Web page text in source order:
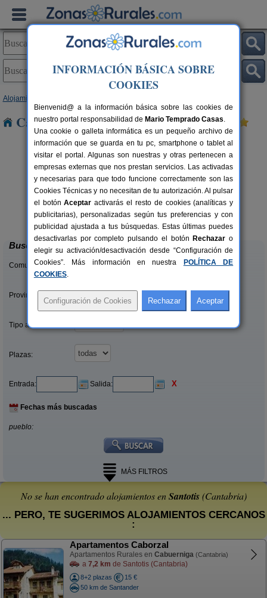
Alojamientos
Casas Rurales cerca de Santotis
20+1 pers.
desde25 €
La Casa del Lago de Campoo
Orzales (Cantabria)
Buscar
Comunidades:
Provincias/Islas:
Tipo alquiler:
Plazas:
Entrada: Salida: X
Fechas más buscadas
pueblo:
MÁS FILTROS
No se han encontrado alojamientos enSantotis(Cantabria)
... PERO, TE SUGERIMOS ALOJAMIENTOS CERCANOS
:
Apartamentos Caborzal
Apartamentos Rurales en Cabuerniga (Cantabria)
a 7,2 km de Santotis (Cantabria)
8+2 plazas
15 €
50 km de Santander
INFORMACIÓN BÁSICA SOBRE
COOKIES
Bienvenid@ a la información básica sobre las cookies de
nuestro portal responsabilidad de Mario Temprado Casas.
Una cookie o galleta informática es un pequeño archivo de
información que se guarda en tu pc, smartphone o tablet al
visitar el portal. Algunas son nuestras y otras pertenecen a
empresas externas que nos prestan servicios. Las activadas
y necesarias para que todo funcione correctamente son las
Cookies Técnicas y no necesitan de tu autorización. Al pulsar
el botónAceptar activarás el resto de cookies (analíticas y
publicitarias), personalizadas según tus preferencias y con
publicidad ajustada a tus búsquedas. Estas últimas puedes
desactivarlas por completo pulsando el botón Rechazar o
elegir su activación/desactivación desde “Configuración de
Cookies”. Más información en nuestra
POLÍTICA DE
COOKIES.